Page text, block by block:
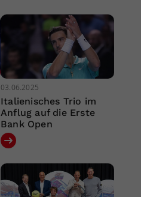
03.06.2025
Italienisches Trio im
Anflug auf die Erste
Bank Open